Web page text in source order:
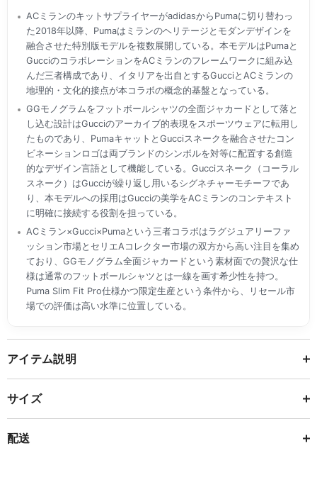
ACミランのキットサプライヤーがadidasからPumaに切り替わっ
た2018年以降、Pumaはミランのヘリテージとモダンデザインを
融合させた特別版モデルを複数展開している。本モデルはPumaと
GucciのコラボレーションをACミランのフレームワークに組み込
んだ三者構成であり、イタリアを出自とするGucciとACミランの
地理的・文化的接点が本コラボの概念的基盤となっている。
GGモノグラムをフットボールシャツの全面ジャカードとして落と
し込む設計はGucciのアーカイブ的表現をスポーツウェアに転用し
たものであり、PumaキャットとGucciスネークを融合させたコン
ビネーションロゴは両ブランドのシンボルを対等に配置する創造
的なデザイン言語として機能している。Gucciスネーク（コーラル
スネーク）はGucciが繰り返し用いるシグネチャーモチーフであ
り、本モデルへの採用はGucciの美学をACミランのコンテキスト
に明確に接続する役割を担っている。
ACミラン×Gucci×Pumaという三者コラボはラグジュアリーファ
ッション市場とセリエAコレクター市場の双方から高い注目を集め
ており、GGモノグラム全面ジャカードという素材面での贅沢な仕
様は通常のフットボールシャツとは一線を画す希少性を持つ。
Puma Slim Fit Pro仕様かつ限定生産という条件から、リセール市
場での評価は高い水準に位置している。
アイテム説明
サイズ
配送